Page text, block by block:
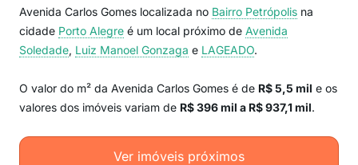
Avenida Carlos Gomes localizada no Bairro Petrópolis na
cidade Porto Alegre é um local próximo de Avenida
Soledade, Luiz Manoel Gonzaga e LAGEADO.
O valor do m² da Avenida Carlos Gomes é de R$ 5,5 mil e os
valores dos imóveis variam de R$ 396 mil a R$ 937,1 mil.
Ver imóveis próximos